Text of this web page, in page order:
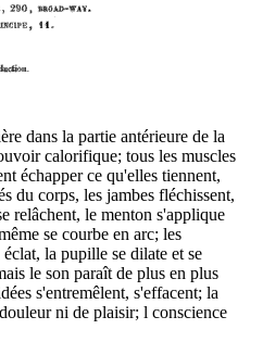
dans la partie antérieure de la
calorifique; tous les muscles
échapper ce qu'elles tiennent,
du corps, les jambes fléchissent,
relâchent, le menton s'applique
se courbe en arc; les
la pupille se dilate et se
le son paraît de plus en plus
s'entremêlent, s'effacent; la
ni de plaisir; l conscience